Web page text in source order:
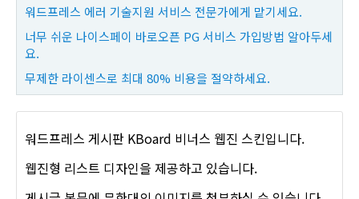
워드프레스 에러 기술지원 서비스 전문가에게 맡기세요.
너무 쉬운 나이스페이 바로오픈 PG 서비스 가입방법 알아두세
요.
무제한 라이센스로 최대 80% 비용을 절약하세요.
워드프레스 게시판 KBoard 비너스 웹진 스킨입니다.
웹진형 리스트 디자인을 제공하고 있습니다.